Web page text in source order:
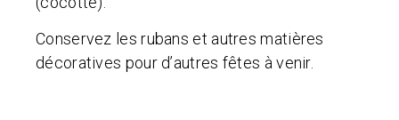
Conservez les rubans et autres matières
décoratives pour d’autres fêtes à venir.